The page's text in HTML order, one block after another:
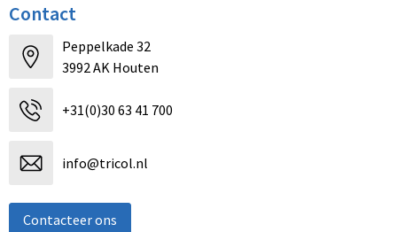
Contact
Peppelkade 32
3992 AK Houten
+31(0)30 63 41 700
info@tricol.nl
Contacteer ons